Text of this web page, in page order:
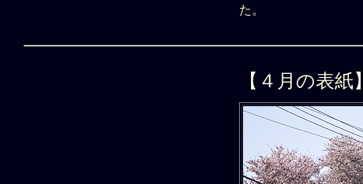
た。
【４月の表紙】